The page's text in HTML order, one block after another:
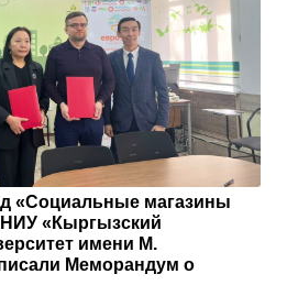
«Социальные магазины
«Кыргызский
имени М.
Меморандум о